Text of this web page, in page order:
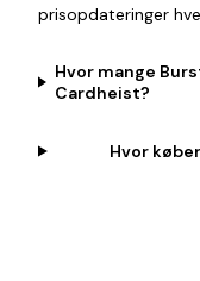
prisopdateringer
Hvor mange
Cardheist?
Hvor